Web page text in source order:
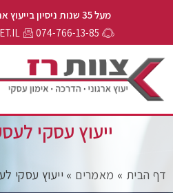
מעל 35 שנות ניסיון בייעוץ ארגוני, הדרכה ויעוץ עסקי
074-766-13-85
ייעוץ עסקי
דף הבית»מאמרים»ייעוץ עסקי